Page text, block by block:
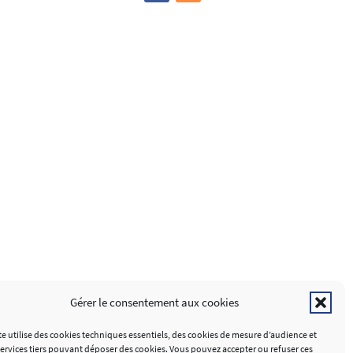
Gérer le consentement aux cookies
utilise des cookies techniques essentiels, des cookies de mesure d’audience et
tiers pouvant déposer des cookies. Vous pouvez accepter ou refuser ces